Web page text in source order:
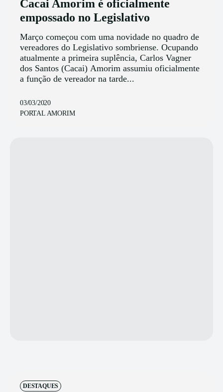
Cacai Amorim é oficialmente
empossado no Legislativo
Março começou com uma novidade no quadro de
vereadores do Legislativo sombriense. Ocupando
atualmente a primeira suplência, Carlos Vagner
dos Santos (Cacai) Amorim assumiu oficialmente
a função de vereador na tarde...
03/03/2020
PORTAL AMORIM
DESTAQUES